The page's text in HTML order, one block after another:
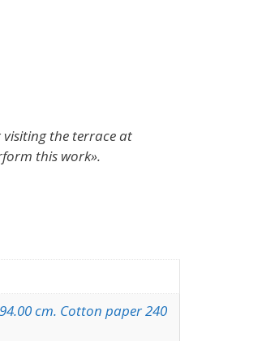
the terrace at
this work».
cm. Cotton paper 240